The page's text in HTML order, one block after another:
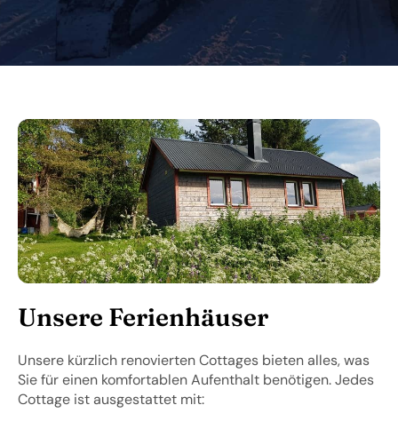
Unsere Ferienhäuser
Unsere kürzlich renovierten Cottages bieten alles, was
Sie für einen komfortablen Aufenthalt benötigen. Jedes
Cottage ist ausgestattet mit: